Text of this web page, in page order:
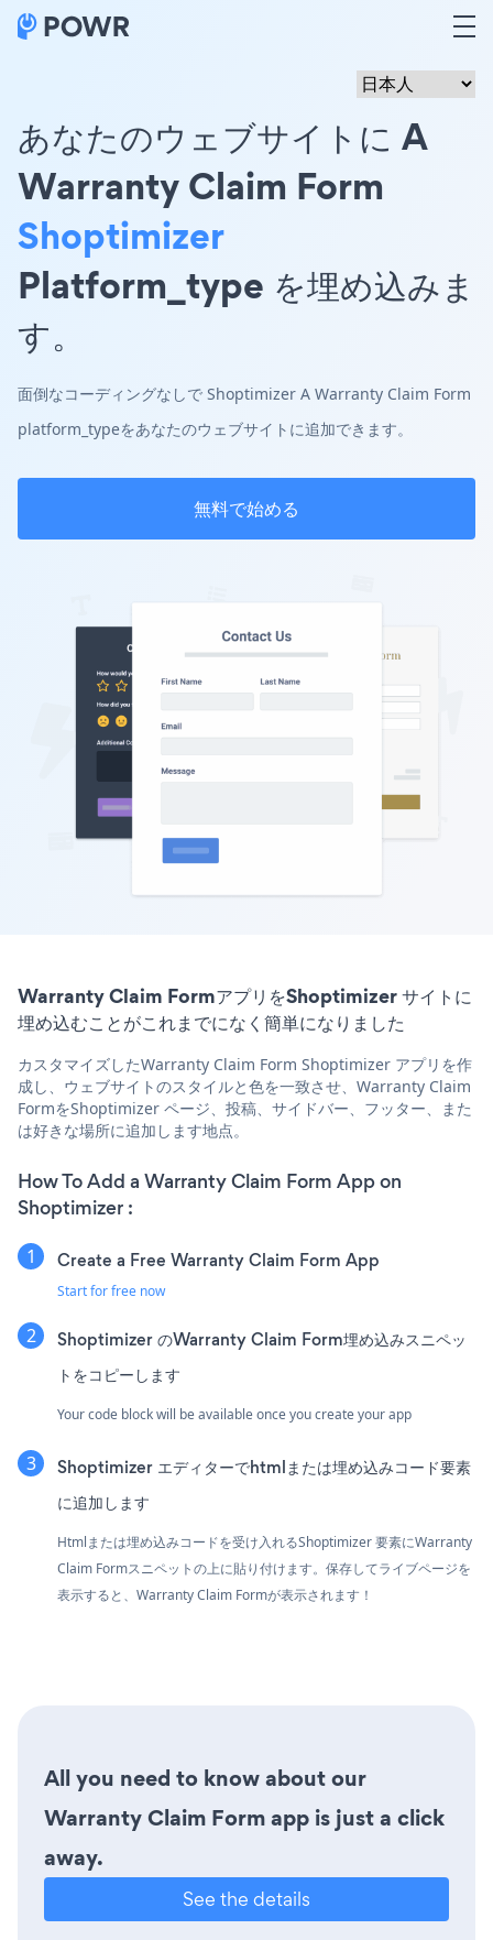
あなたのウェブサイトに A
Warranty Claim Form
Shoptimizer
Platform_type を埋め込みま
す。
面倒なコーディングなしで Shoptimizer A Warranty Claim Form
platform_typeをあなたのウェブサイトに追加できます。
無料で始める
Warranty Claim FormアプリをShoptimizer サイトに
埋め込むことがこれまでになく簡単になりました
カスタマイズしたWarranty Claim Form Shoptimizer アプリを作
成し、ウェブサイトのスタイルと色を一致させ、Warranty Claim
FormをShoptimizer ページ、投稿、サイドバー、フッター、また
は好きな場所に追加します地点。
How To Add a Warranty Claim Form App on
Shoptimizer :
Create a Free Warranty Claim Form App
Start for free now
Shoptimizer のWarranty Claim Form埋め込みスニペッ
トをコピーします
Your code block will be available once you create your app
Shoptimizer エディターでhtmlまたは埋め込みコード要素
に追加します
Htmlまたは埋め込みコードを受け入れるShoptimizer 要素にWarranty
Claim Formスニペットの上に貼り付けます。保存してライブページを
表示すると、Warranty Claim Formが表示されます！
All you need to know about our
Warranty Claim Form app is just a click
away.
See the details